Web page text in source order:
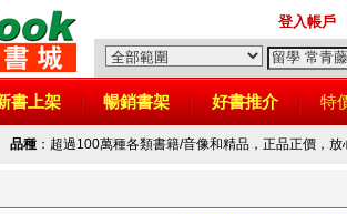
登入帳戶
書上架 暢銷書架 好書推介 特
品種 ：超過100萬種各類書籍/音像和精品，正品正價，